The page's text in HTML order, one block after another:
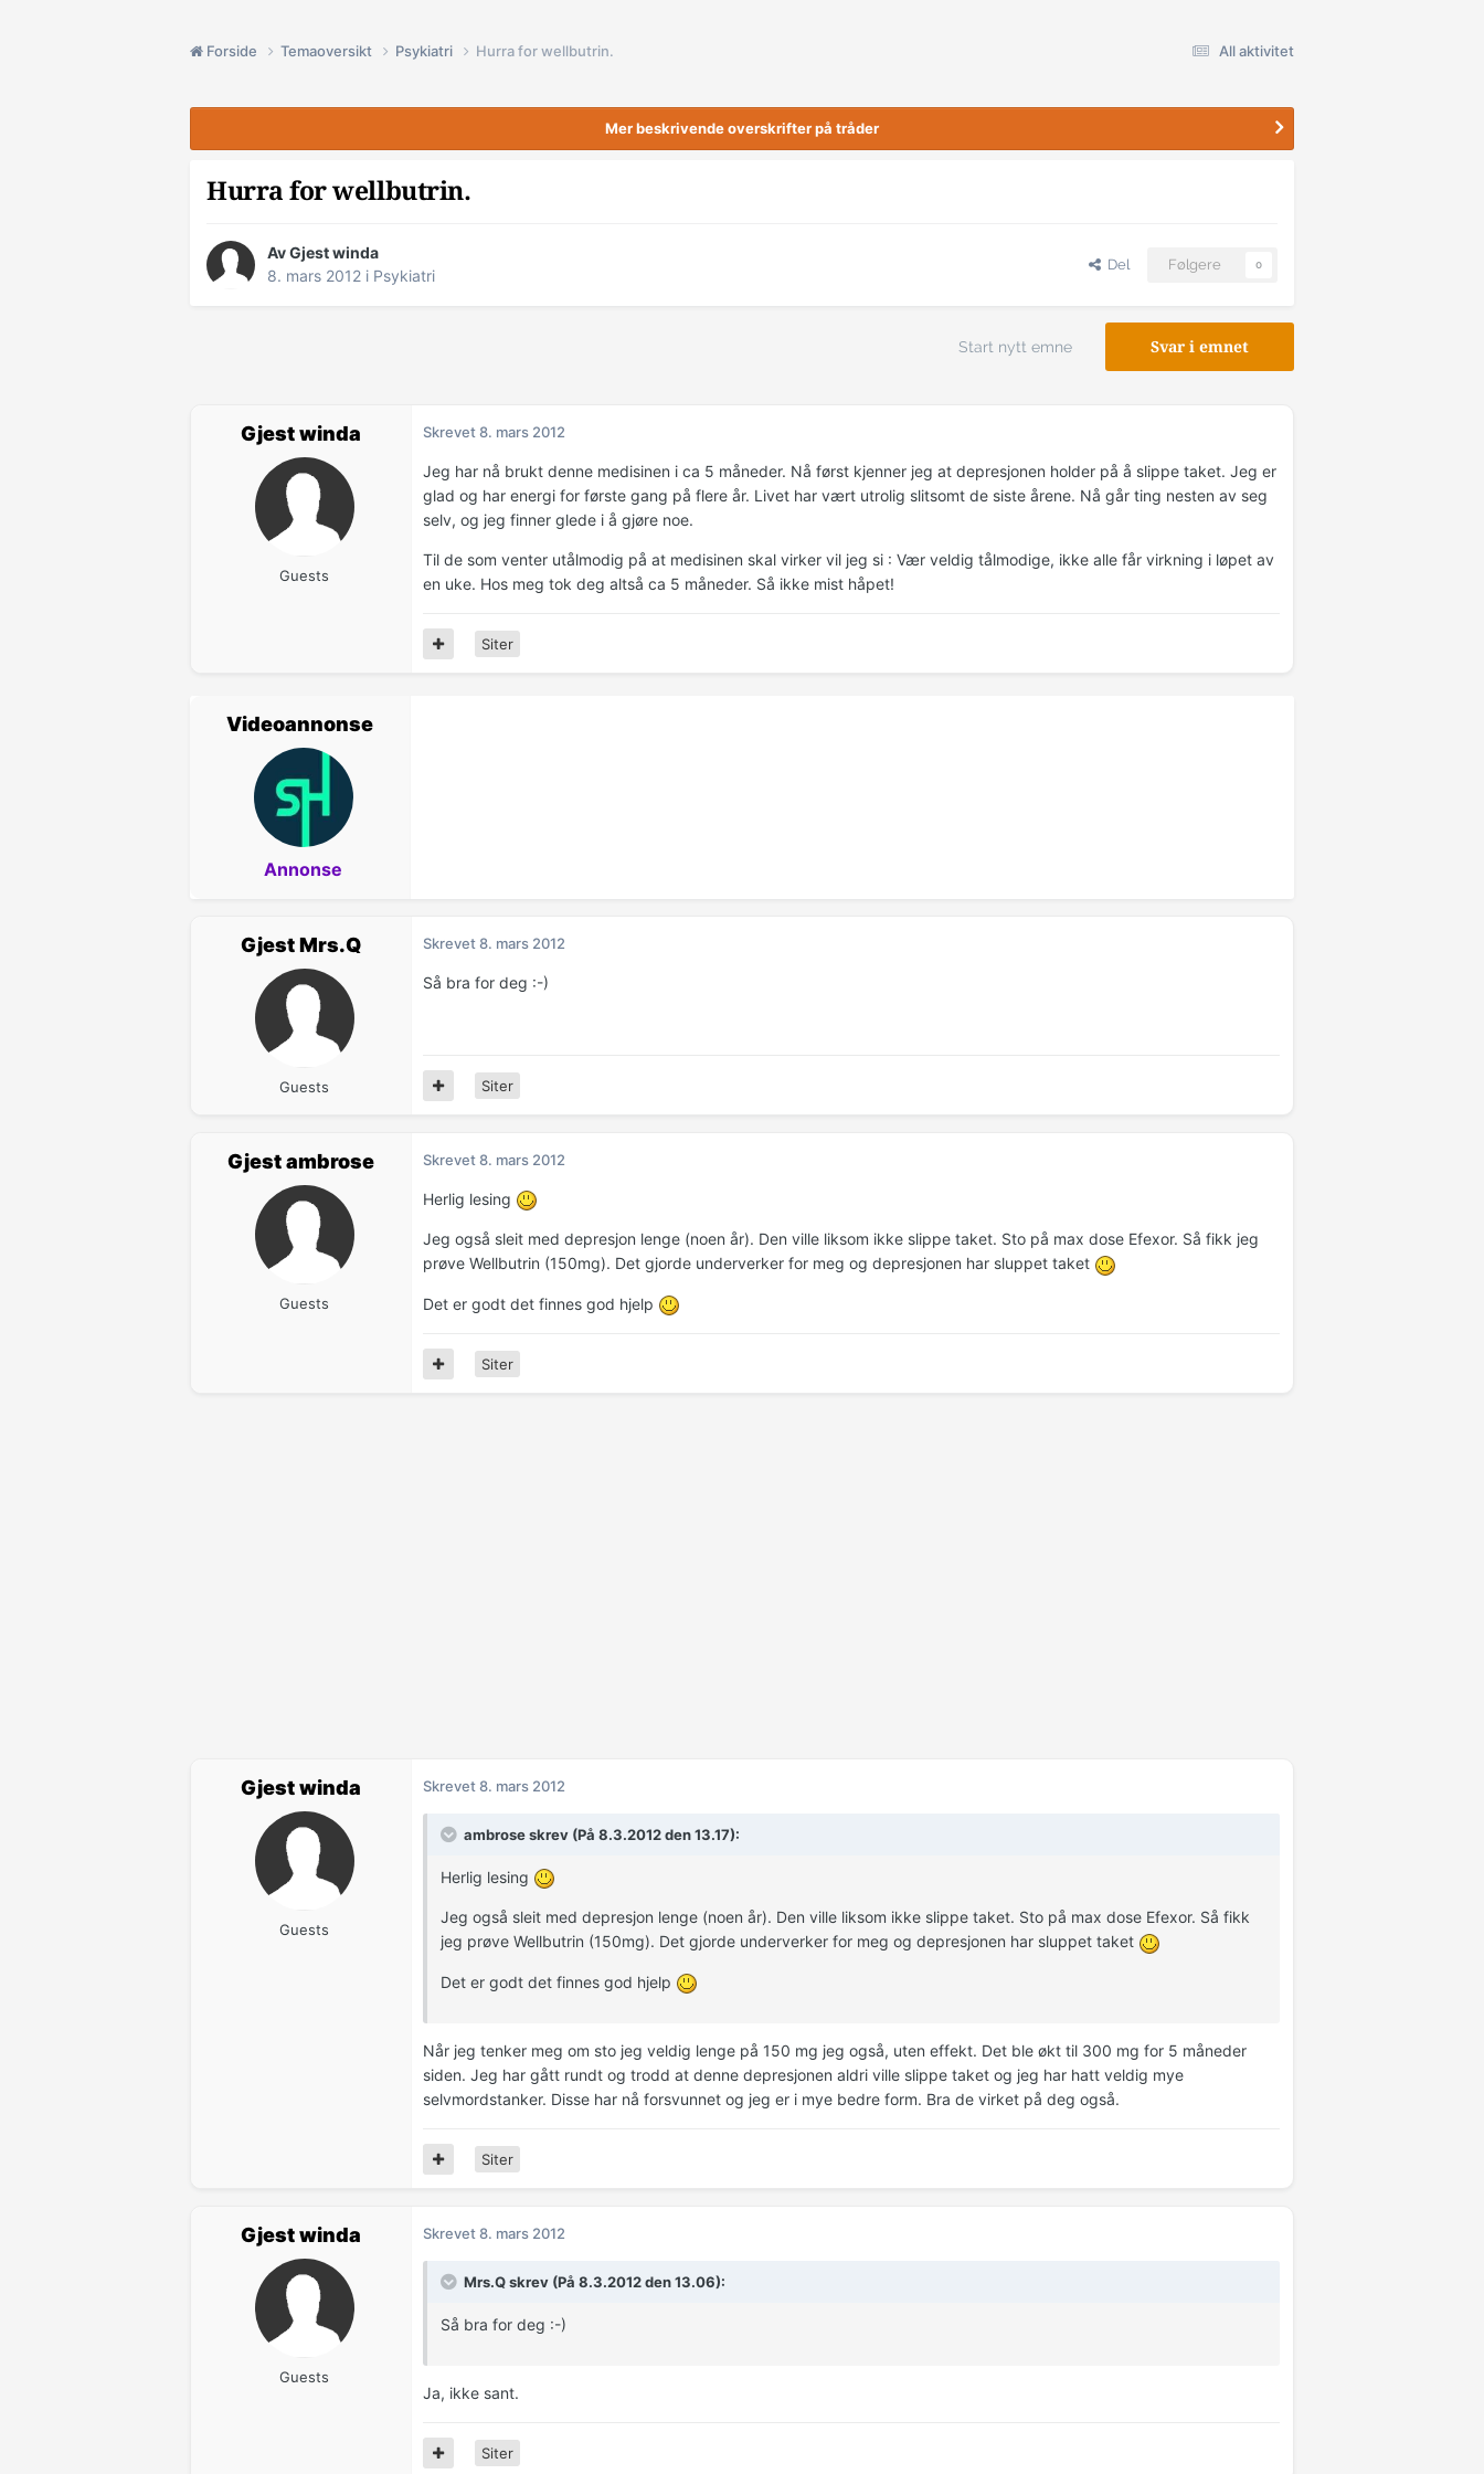
All aktivitet
Forside Temaoversikt Psykiatri Hurra for wellbutrin.
Mer beskrivende overskrifter på tråder
Hurra for wellbutrin.
Av Gjest winda
8. mars 2012 i Psykiatri
Del Følgere 0
Svar i emnet
Start nytt emne
Gjest winda
Guests
Skrevet8. mars 2012
Jeg har nå brukt denne medisinen i ca 5 måneder. Nå først kjenner jeg at depresjonen holder på å slippe taket. Jeg er
glad og har energi for første gang på flere år. Livet har vært utrolig slitsomt de siste årene. Nå går ting nesten av seg
selv, og jeg finner glede i å gjøre noe.
Til de som venter utålmodig på at medisinen skal virker vil jeg si : Vær veldig tålmodige, ikke alle får virkning i løpet av
en uke. Hos meg tok deg altså ca 5 måneder. Så ikke mist håpet!
Siter
Videoannonse
Annonse
Gjest Mrs.Q
Guests
Skrevet8. mars 2012
Så bra for deg :-)
Siter
Gjest ambrose
Guests
Skrevet8. mars 2012
Herlig lesing
Jeg også sleit med depresjon lenge (noen år). Den ville liksom ikke slippe taket. Sto på max dose Efexor. Så fikk jeg
prøve Wellbutrin (150mg). Det gjorde underverker for meg og depresjonen har sluppet taket
Det er godt det finnes god hjelp
Siter
Gjest winda
Guests
Skrevet8. mars 2012
ambrose skrev (På 8.3.2012 den 13.17):
Herlig lesing
Jeg også sleit med depresjon lenge (noen år). Den ville liksom ikke slippe taket. Sto på max dose Efexor. Så fikk
jeg prøve Wellbutrin (150mg). Det gjorde underverker for meg og depresjonen har sluppet taket
Det er godt det finnes god hjelp
Når jeg tenker meg om sto jeg veldig lenge på 150 mg jeg også, uten effekt. Det ble økt til 300 mg for 5 måneder
siden. Jeg har gått rundt og trodd at denne depresjonen aldri ville slippe taket og jeg har hatt veldig mye
selvmordstanker. Disse har nå forsvunnet og jeg er i mye bedre form. Bra de virket på deg også.
Siter
Gjest winda
Guests
Skrevet8. mars 2012
Mrs.Q skrev (På 8.3.2012 den 13.06):
Så bra for deg :-)
Ja, ikke sant.
Siter